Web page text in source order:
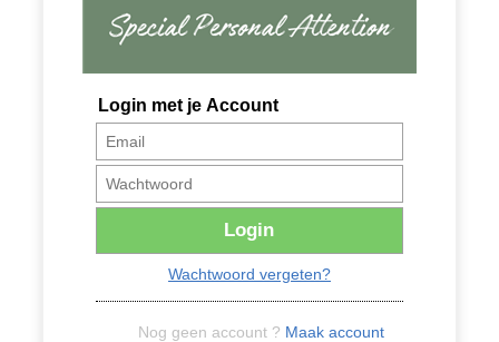
Login met je Account
Login
Wachtwoord vergeten?
Nog geen account ? Maak account